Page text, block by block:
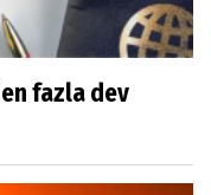
fazla dev